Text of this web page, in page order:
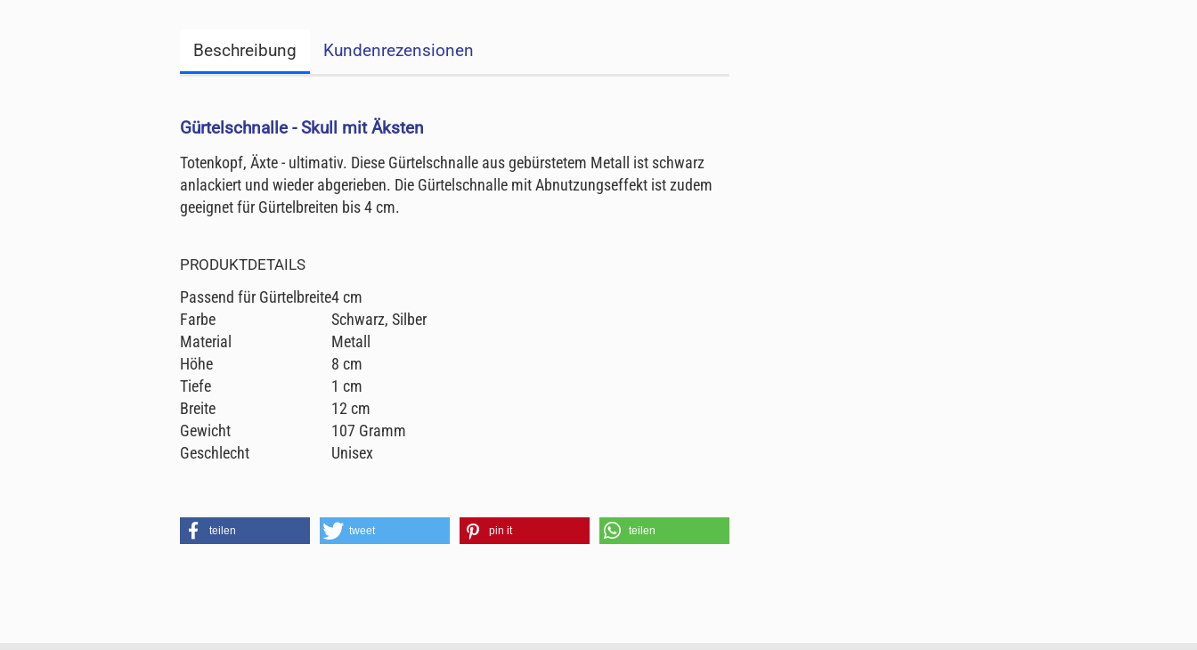
Beschreibung Kundenrezensionen
Gürtelschnalle - Skull mit Äksten
Totenkopf, Äxte - ultimativ. Diese Gürtelschnalle aus gebürstetem Metall ist schwarz
anlackiert und wieder abgerieben. Die Gürtelschnalle mit Abnutzungseffekt ist zudem
geeignet für Gürtelbreiten bis 4 cm.
PRODUKTDETAILS
Passend für Gürtelbreite4 cm
Farbe
Schwarz, Silber
Material
Metall
Höhe
8 cm
Tiefe
1 cm
Breite
12 cm
Gewicht
107 Gramm
Geschlecht
Unisex
teilen tweet pin it teilen